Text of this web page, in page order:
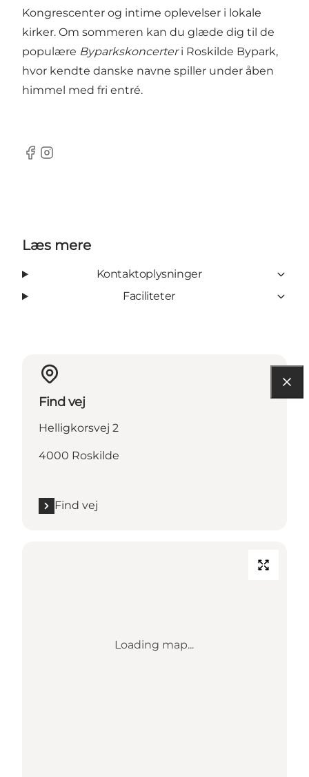
Kongrescenter og intime oplevelser i lokale
kirker. Om sommeren kan du glæde dig til de
populære Byparkskoncerteri Roskilde Bypark,
hvor kendte danske navne spiller under åben
himmel med fri entré.
Facebook
Instagram
Læs mere
Kontaktoplysninger
Faciliteter
Find vej
Helligkorsvej 2
4000 Roskilde
Find vej
Loading map...